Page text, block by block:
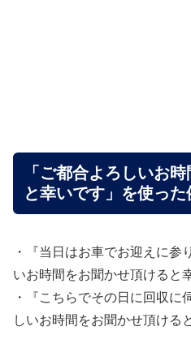
「ご都合よろしいお
と幸いです」を使った
・『当日はお車でお迎えに参
いお時間をお聞かせ頂けると
・『こちらでその日に回収に
しいお時間をお聞かせ頂ける